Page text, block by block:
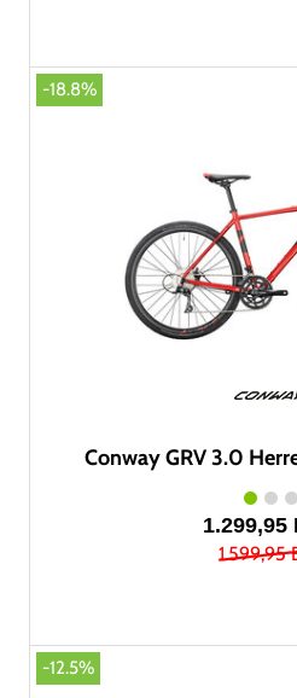
-18.8%
Conway GRV 3.0
1.299,95
1.599,95
-12.5%